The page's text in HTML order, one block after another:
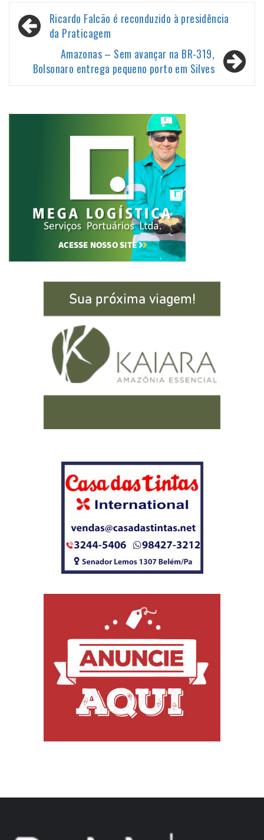
Navegação
de
Ricardo Falcão é reconduzido à presidência
da Praticagem
Amazonas – Sem avançar na BR-319,
Bolsonaro entrega pequeno porto em Silves